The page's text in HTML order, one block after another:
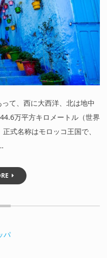
て、西に大西洋、北は地中
万平方キロメートル（世界
式名称はモロッコ王国で、
パ